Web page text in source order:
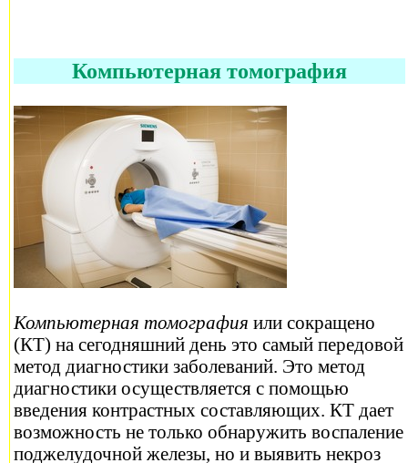
Компьютерная томография
Компьютерная томография или сокращено
(КТ) на сегодняшний день это самый передовой
метод диагностики заболеваний. Это метод
диагностики осуществляется с помощью
введения контрастных составляющих. КТ дает
возможность не только обнаружить воспаление
поджелудочной железы, но и выявить некроз